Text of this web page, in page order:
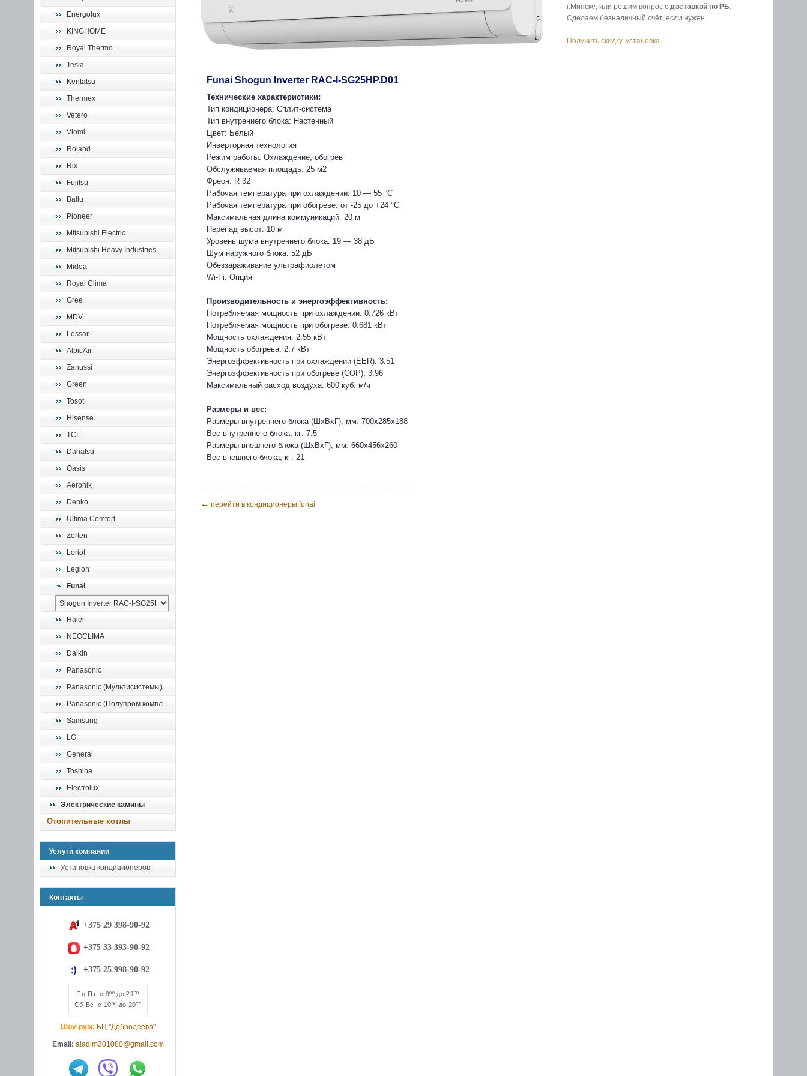
Energolux
KINGHOME
Royal Thermo
Tesla
Kentatsu
Thermex
Vetero
Viomi
Roland
Rix
Fujitsu
Ballu
Pioneer
Mitsubishi Electric
Mitsubishi Heavy Industries
Midea
Royal Clima
Gree
MDV
Lessar
AlpicAir
Zanussi
Green
Tosot
Hisense
TCL
Dahatsu
Oasis
Aeronik
Denko
Ultima Comfort
Zerten
Loriot
Legion
Funai
Haier
NEOCLIMA
Daikin
Panasonic
Panasonic (Мультисистемы)
Panasonic (Полупром.комплекты)
Samsung
LG
General
Toshiba
Electrolux
Электрические камины
Отопительные котлы
Услуги компании
Установка кондиционеров
Контакты
+375 29 398-90-92
+375 33 393-90-92
+375 25 998-90-92
Пн-Пт: с 9ºº до 21ºº
Сб-Вс: с 10ºº до 20ºº
Шоу-рум: БЦ "Добродеево"
Email: aladim301080@gmail.com
г.Минске, или решим вопрос с доставкой по РБ.
Cделаем безналичный счёт, если нужен.
Получить скидку, установка.
Funai Shogun Inverter RAC-I-SG25HP.D01
Технические характеристики:
Тип кондиционера: Сплит-система
Тип внутреннего блока: Настенный
Цвет: Белый
Инверторная технология
Режим работы: Охлаждение, обогрев
Обслуживаемая площадь: 25 м2
Фреон: R 32
Рабочая температура при охлаждении: 10 — 55 °C
Рабочая температура при обогреве: от -25 до +24 °C
Максимальная длина коммуникаций: 20 м
Перепад высот: 10 м
Уровень шума внутреннего блока: 19 — 38 дБ
Шум наружного блока: 52 дБ
Обеззараживание ультрафиолетом
Wi-Fi: Опция
Производительность и энергоэффективность:
Потребляемая мощность при охлаждении: 0.726 кВт
Потребляемая мощность при обогреве: 0.681 кВт
Мощность охлаждения: 2.55 кВт
Мощность обогрева: 2.7 кВт
Энергоэффективность при охлаждении (EER): 3.51
Энергоэффективность при обогреве (COP): 3.96
Максимальный расход воздуха: 600 куб. м/ч
Размеры и вес:
Размеры внутреннего блока (ШхВхГ), мм: 700х285х188
Вес внутреннего блока, кг: 7.5
Размеры внешнего блока (ШхВхГ), мм: 660х456х260
Вес внешнего блока, кг: 21
← перейти в кондиционеры funai